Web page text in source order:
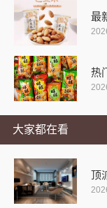
最
热
大家都在看
顶